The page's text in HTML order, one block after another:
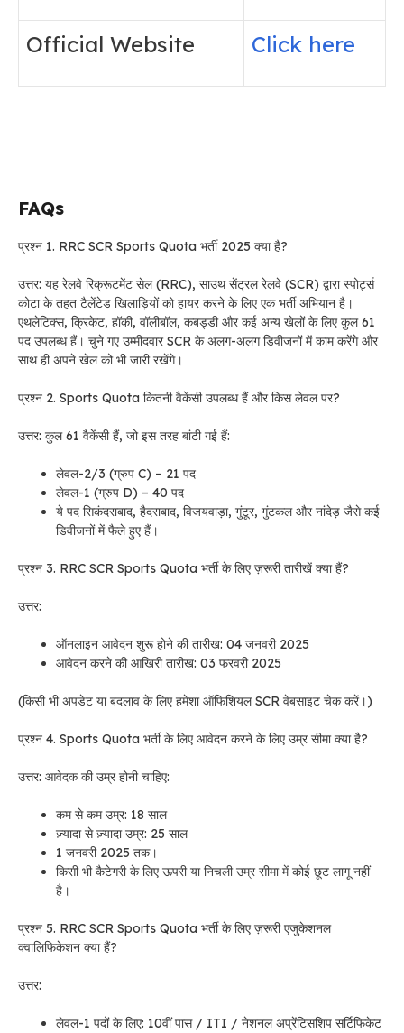
Official Website Click here
FAQs
प्रश्न 1. RRC SCR Sports Quota भर्ती 2025 क्या है?
उत्तर: यह रेलवे रिक्रूटमेंट सेल (RRC), साउथ सेंट्रल रेलवे (SCR) द्वारा स्पोर्ट्स
कोटा के तहत टैलेंटेड खिलाड़ियों को हायर करने के लिए एक भर्ती अभियान है।
एथलेटिक्स, क्रिकेट, हॉकी, वॉलीबॉल, कबड्डी और कई अन्य खेलों के लिए कुल 61
पद उपलब्ध हैं। चुने गए उम्मीदवार SCR के अलग-अलग डिवीजनों में काम करेंगे और
साथ ही अपने खेल को भी जारी रखेंगे।
प्रश्न 2. Sports Quota कितनी वैकेंसी उपलब्ध हैं और किस लेवल पर?
उत्तर: कुल 61 वैकेंसी हैं, जो इस तरह बांटी गई हैं:
लेवल-2/3 (ग्रुप C) – 21 पद
लेवल-1 (ग्रुप D) – 40 पद
ये पद सिकंदराबाद, हैदराबाद, विजयवाड़ा, गुंटूर, गुंटकल और नांदेड़ जैसे कई
डिवीजनों में फैले हुए हैं।
प्रश्न 3. RRC SCR Sports Quota भर्ती के लिए ज़रूरी तारीखें क्या हैं?
उत्तर:
ऑनलाइन आवेदन शुरू होने की तारीख: 04 जनवरी 2025
आवेदन करने की आखिरी तारीख: 03 फरवरी 2025
(किसी भी अपडेट या बदलाव के लिए हमेशा ऑफिशियल SCR वेबसाइट चेक करें।)
प्रश्न 4. Sports Quota भर्ती के लिए आवेदन करने के लिए उम्र सीमा क्या है?
उत्तर: आवेदक की उम्र होनी चाहिए:
कम से कम उम्र: 18 साल
ज़्यादा से ज़्यादा उम्र: 25 साल
1 जनवरी 2025 तक।
किसी भी कैटेगरी के लिए ऊपरी या निचली उम्र सीमा में कोई छूट लागू नहीं
है।
प्रश्न 5. RRC SCR Sports Quota भर्ती के लिए ज़रूरी एजुकेशनल
क्वालिफिकेशन क्या हैं?
उत्तर:
लेवल-1 पदों के लिए: 10वीं पास / ITI / नेशनल अप्रेंटिसशिप सर्टिफिकेट